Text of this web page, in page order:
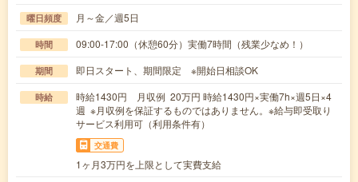
曜日頻度 月～金／週5日
時間 09:00-17:00（休憩60分）実働7時間（残業少なめ！）
期間 即日スタート、期間限定 ※開始日相談OK
時給
時給1430円 月収例 20万円 時給1430円×実働7h×週5日×4
週 ※月収例を保証するものではありません。※給与即受取り
サービス利用可（利用条件有）
交通費
1ヶ月3万円を上限として実費支給